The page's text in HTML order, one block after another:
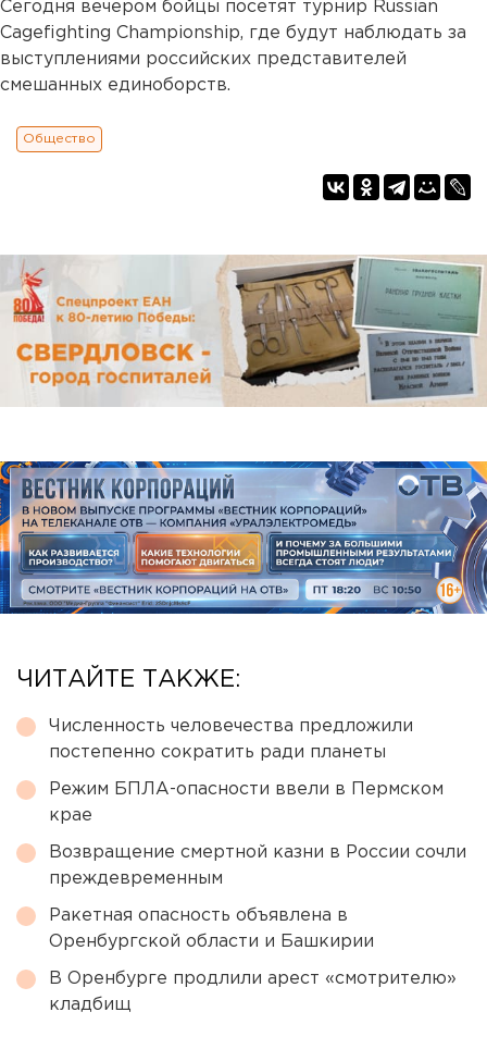
Сегодня вечером бойцы посетят турнир Russian
Cagefighting Championship, где будут наблюдать за
выступлениями российских представителей
смешанных единоборств.
Общество
ЧИТАЙТЕ ТАКЖЕ:
Численность человечества предложили
постепенно сократить ради планеты
Режим БПЛА-опасности ввели в Пермском
крае
Возвращение смертной казни в России сочли
преждевременным
Ракетная опасность объявлена в
Оренбургской области и Башкирии
В Оренбурге продлили арест «смотрителю»
кладбищ